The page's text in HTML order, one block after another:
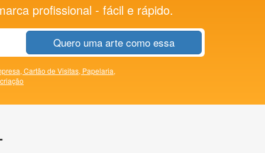
profissional - fácil e rápido.
Quero uma arte como essa
Cartão de Visitas, Papelaria,